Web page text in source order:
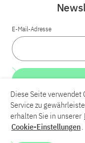
E-Mail-Adresse
Diese Seite verwendet
Service zu
erhalten Sie in unserer
Cookie-Einstellungen.